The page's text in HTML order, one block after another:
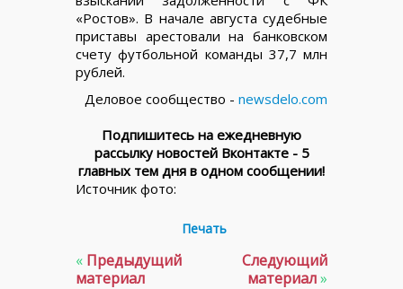
«Ростов». В начале августа судебные
приставы арестовали на банковском
счету футбольной команды 37,7 млн
рублей.
Деловое сообщество - newsdelo.com
Подпишитесь на ежедневную
рассылку новостей Вконтакте - 5
главных тем дня в одном сообщении!
Источник фото:
Печать
« Предыдущий
материал
Следующий
материал»